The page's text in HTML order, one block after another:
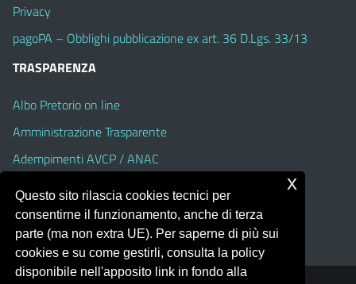
Privacy
pagoPA – Obblighi pubblicazione ex art. 36 D.Lgs. 33/13
TRASPARENZA
Albo Pretorio on line
Amministrazione Trasparente
Adempimenti AVCP / ANAC
Dichiarazione di accessibilità
Questo sito rilascia cookies tecnici per
consentirne il funzionamento, anche di terza
parte (ma non extra UE). Per saperne di più sui
cookies e su come gestirli, consulta la policy
disponibile nell'apposito link in fondo alla
x